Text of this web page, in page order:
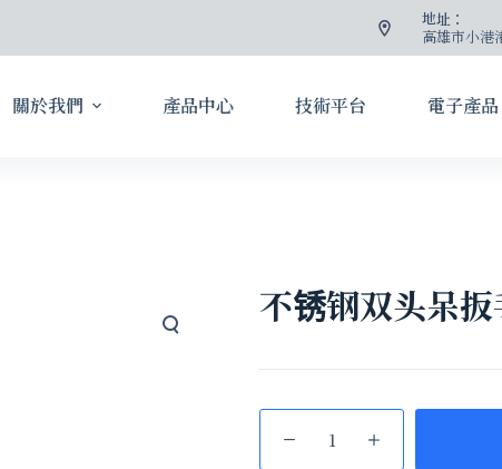
地址：
高雄市小港
關於我們 產品中心 技術平台 電子產
不锈钢双头呆